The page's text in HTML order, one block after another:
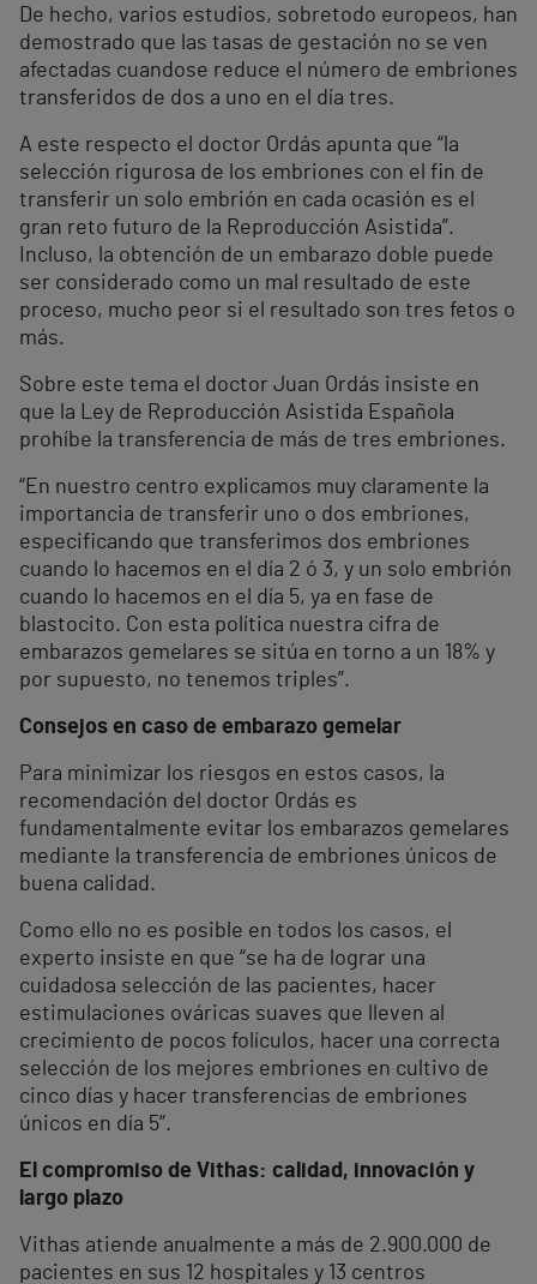
De hecho, varios estudios, sobretodo europeos, han
demostrado que las tasas de gestación no se ven
afectadas cuandose reduce el número de embriones
transferidos de dos a uno en el día tres.
A este respecto el doctor Ordás apunta que “la
selección rigurosa de los embriones con el fin de
transferir un solo embrión en cada ocasión es el
gran reto futuro de la Reproducción Asistida”.
Incluso, la obtención de un embarazo doble puede
ser considerado como un mal resultado de este
proceso, mucho peor si el resultado son tres fetos o
más.
Sobre este tema el doctor Juan Ordás insiste en
que la Ley de Reproducción Asistida Española
prohíbe la transferencia de más de tres embriones.
“En nuestro centro explicamos muy claramente la
importancia de transferir uno o dos embriones,
especificando que transferimos dos embriones
cuando lo hacemos en el día 2 ó 3, y un solo embrión
cuando lo hacemos en el día 5, ya en fase de
blastocito. Con esta política nuestra cifra de
embarazos gemelares se sitúa en torno a un 18% y
por supuesto, no tenemos triples”.
Consejos en caso de embarazo gemelar
Para minimizar los riesgos en estos casos, la
recomendación del doctor Ordás es
fundamentalmente evitar los embarazos gemelares
mediante la transferencia de embriones únicos de
buena calidad.
Como ello no es posible en todos los casos, el
experto insiste en que “se ha de lograr una
cuidadosa selección de las pacientes, hacer
estimulaciones ováricas suaves que lleven al
crecimiento de pocos folículos, hacer una correcta
selección de los mejores embriones en cultivo de
cinco días y hacer transferencias de embriones
únicos en día 5”.
El compromiso de Vithas: calidad, innovación y
largo plazo
Vithas atiende anualmente a más de 2.900.000 de
pacientes en sus 12 hospitales y 13 centros